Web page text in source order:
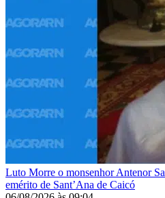
Luto Morre o monsenhor Antenor
emérito de Sant’Ana de Caicó